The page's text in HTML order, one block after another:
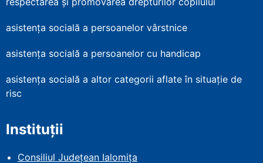
asistența socială a persoanelor vârstnice
asistența socială a persoanelor cu handicap
asistența socială a altor categorii aflate în situație de
risc
Instituții
Consiliul Județean Ialomița